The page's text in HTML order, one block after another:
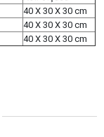
40 X 30 X 30 cm
40 X 30 X 30 cm
40 X 30 X 30 cm